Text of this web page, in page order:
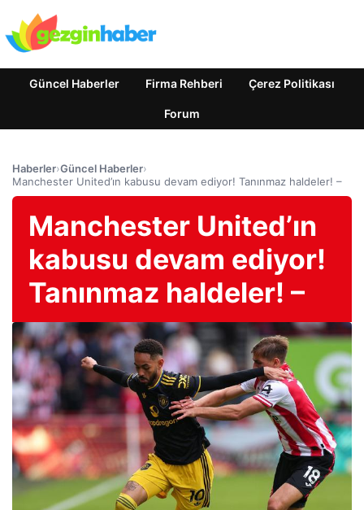
Güncel Haberler Firma Rehberi Çerez Politikası
Forum
Haberler›Güncel Haberler›
Manchester United’ın kabusu devam ediyor! Tanınmaz haldeler! –
Manchester United’ın
kabusu devam ediyor!
Tanınmaz haldeler! –